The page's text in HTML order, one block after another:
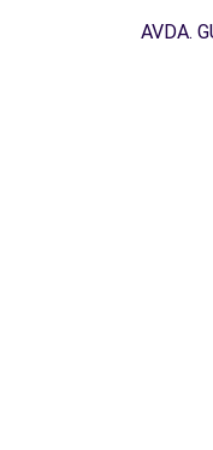
AVDA.